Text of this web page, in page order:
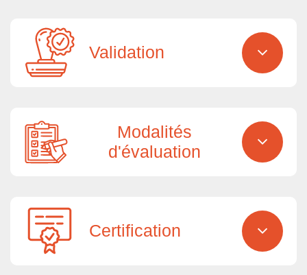
Validation
Modalités
d'évaluation
Certification